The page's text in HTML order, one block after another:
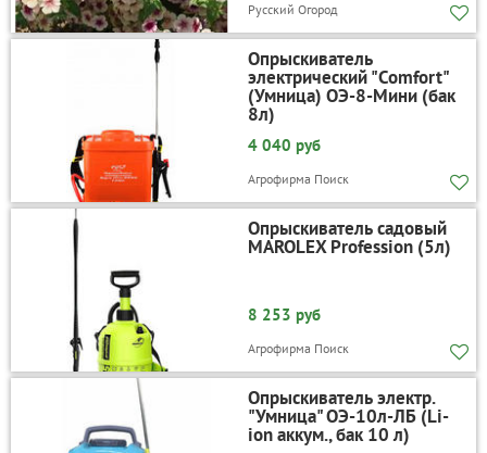
Русский Огород
Опрыскиватель
электрический "Comfort"
(Умница) ОЭ-8-Мини (бак
8л)
4 040 руб
Агрофирма Поиск
Опрыскиватель садовый
MAROLEX Profession (5л)
8 253 руб
Агрофирма Поиск
Опрыскиватель электр.
"Умница" ОЭ-10л-ЛБ (Li-
ion аккум., бак 10 л)